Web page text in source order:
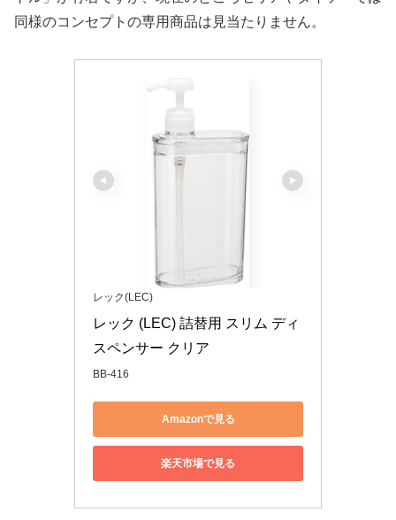
同様のコンセプトの専用商品は見当たりません。
レック(LEC)
レック (LEC) 詰替用 スリム ディ
スペンサー クリア
BB-416
Amazonで見る
楽天市場で見る